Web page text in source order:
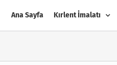
Ana Sayfa Kırlent İmalatı